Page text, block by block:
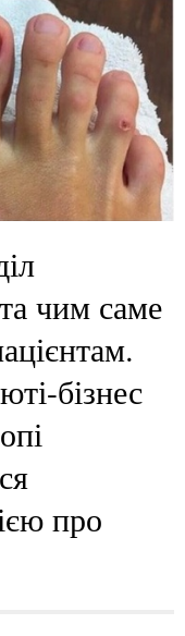
чим саме
бізнес
про